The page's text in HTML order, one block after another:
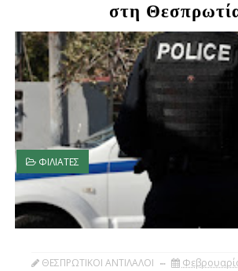
στη
ΦΙΛΙΑΤΕΣ
ΘΕΣΠΡΩΤΙΚΟΙ ΑΝΤΙΛΑΛΟΙ